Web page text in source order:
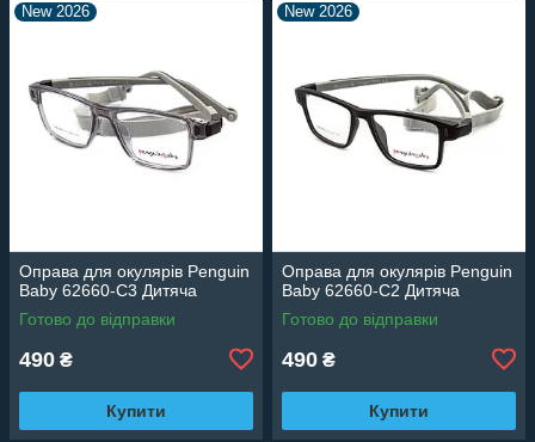
New 2026
Оправа для окулярів Penguin
Baby 62660-C3 Дитяча
Готово до відправки
490 ₴
Купити
New 2026
Оправа для окулярів Penguin
Baby 62660-C2 Дитяча
Готово до відправки
490 ₴
Купити